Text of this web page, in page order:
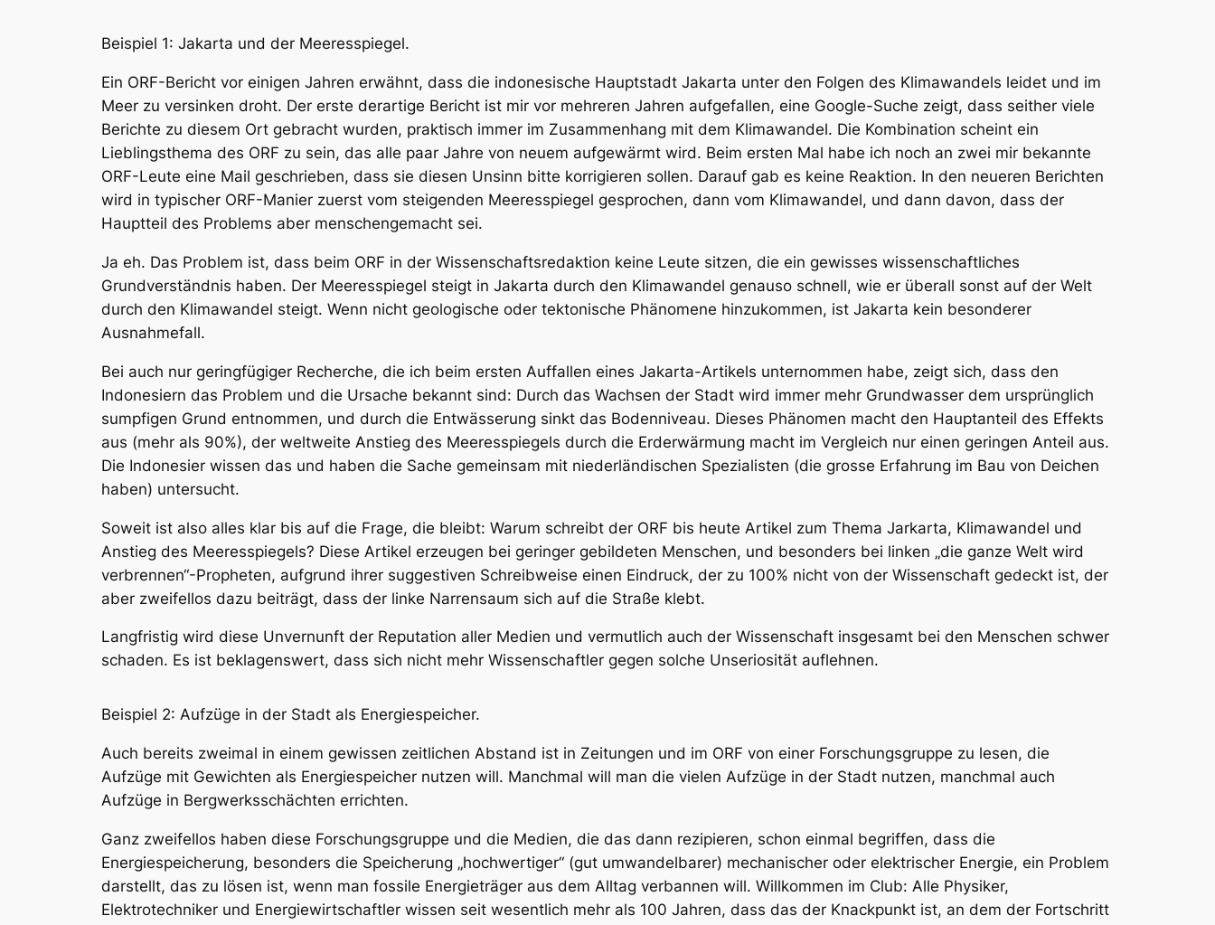
Beispiel 1: Jakarta und der Meeresspiegel.
Ein ORF-Bericht vor einigen Jahren erwähnt, dass die indonesische Hauptstadt Jakarta unter den Folgen des Klimawandels leidet und im
Meer zu versinken droht. Der erste derartige Bericht ist mir vor mehreren Jahren aufgefallen, eine Google-Suche zeigt, dass seither viele
Berichte zu diesem Ort gebracht wurden, praktisch immer im Zusammenhang mit dem Klimawandel. Die Kombination scheint ein
Lieblingsthema des ORF zu sein, das alle paar Jahre von neuem aufgewärmt wird. Beim ersten Mal habe ich noch an zwei mir bekannte
ORF-Leute eine Mail geschrieben, dass sie diesen Unsinn bitte korrigieren sollen. Darauf gab es keine Reaktion. In den neueren Berichten
wird in typischer ORF-Manier zuerst vom steigenden Meeresspiegel gesprochen, dann vom Klimawandel, und dann davon, dass der
Hauptteil des Problems aber menschengemacht sei.
Ja eh. Das Problem ist, dass beim ORF in der Wissenschaftsredaktion keine Leute sitzen, die ein gewisses wissenschaftliches
Grundverständnis haben. Der Meeresspiegel steigt in Jakarta durch den Klimawandel genauso schnell, wie er überall sonst auf der Welt
durch den Klimawandel steigt. Wenn nicht geologische oder tektonische Phänomene hinzukommen, ist Jakarta kein besonderer
Ausnahmefall.
Bei auch nur geringfügiger Recherche, die ich beim ersten Auffallen eines Jakarta-Artikels unternommen habe, zeigt sich, dass den
Indonesiern das Problem und die Ursache bekannt sind: Durch das Wachsen der Stadt wird immer mehr Grundwasser dem ursprünglich
sumpfigen Grund entnommen, und durch die Entwässerung sinkt das Bodenniveau. Dieses Phänomen macht den Hauptanteil des Effekts
aus (mehr als 90%), der weltweite Anstieg des Meeresspiegels durch die Erderwärmung macht im Vergleich nur einen geringen Anteil aus.
Die Indonesier wissen das und haben die Sache gemeinsam mit niederländischen Spezialisten (die grosse Erfahrung im Bau von Deichen
haben) untersucht.
Soweit ist also alles klar bis auf die Frage, die bleibt: Warum schreibt der ORF bis heute Artikel zum Thema Jarkarta, Klimawandel und
Anstieg des Meeresspiegels? Diese Artikel erzeugen bei geringer gebildeten Menschen, und besonders bei linken „die ganze Welt wird
verbrennen“-Propheten, aufgrund ihrer suggestiven Schreibweise einen Eindruck, der zu 100% nicht von der Wissenschaft gedeckt ist, der
aber zweifellos dazu beiträgt, dass der linke Narrensaum sich auf die Straße klebt.
Langfristig wird diese Unvernunft der Reputation aller Medien und vermutlich auch der Wissenschaft insgesamt bei den Menschen schwer
schaden. Es ist beklagenswert, dass sich nicht mehr Wissenschaftler gegen solche Unseriosität auflehnen.
Beispiel 2: Aufzüge in der Stadt als Energiespeicher.
Auch bereits zweimal in einem gewissen zeitlichen Abstand ist in Zeitungen und im ORF von einer Forschungsgruppe zu lesen, die
Aufzüge mit Gewichten als Energiespeicher nutzen will. Manchmal will man die vielen Aufzüge in der Stadt nutzen, manchmal auch
Aufzüge in Bergwerksschächten errichten.
Ganz zweifellos haben diese Forschungsgruppe und die Medien, die das dann rezipieren, schon einmal begriffen, dass die
Energiespeicherung, besonders die Speicherung „hochwertiger“ (gut umwandelbarer) mechanischer oder elektrischer Energie, ein Problem
darstellt, das zu lösen ist, wenn man fossile Energieträger aus dem Alltag verbannen will. Willkommen im Club: Alle Physiker,
Elektrotechniker und Energiewirtschaftler wissen seit wesentlich mehr als 100 Jahren, dass das der Knackpunkt ist, an dem der Fortschritt